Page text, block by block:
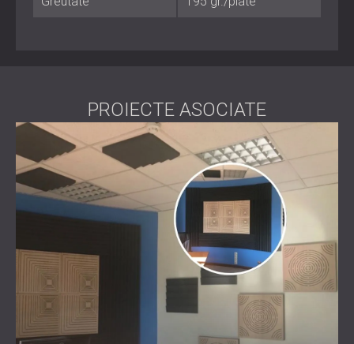
Întreținere: curățați ușor cu o perie moale sau cu
Săli de conferințe și teleconferințe
Centre de apel și birouri
Studiouri de înregistrare și editare sonoră
Săli de repetiții și săli de muzică
Spații publice și săli de concert
Săli de clasă și amfitrioane
Modelează-ți sunetul cu precizie
Z ABSORBER oferă control fiabil și design rafinat în
încăperile predispuse la ecou.
Contactați DECIBEL
PROIECTE ASOCIATE